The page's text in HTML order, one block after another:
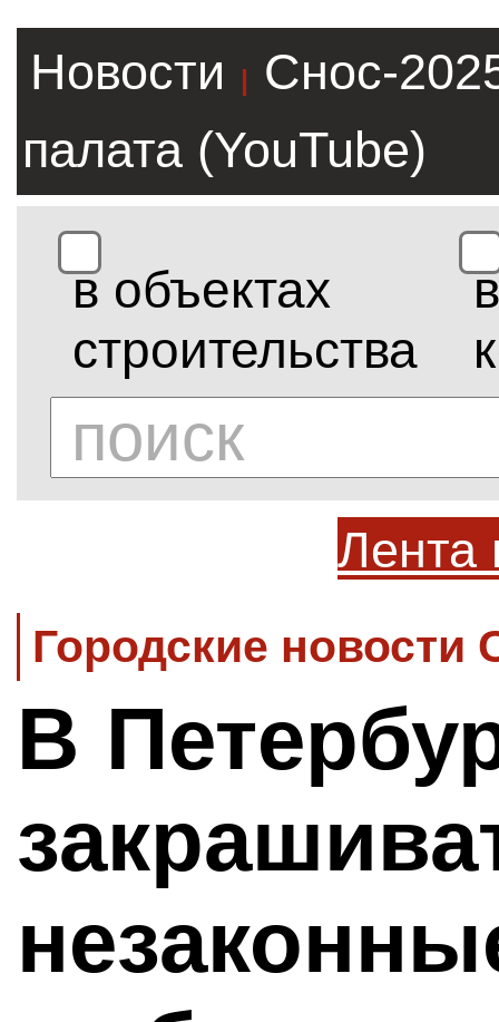
Новости |
Снос-
палата (YouTube)
в объектах
строительства
в
Лента
Городские новости
В